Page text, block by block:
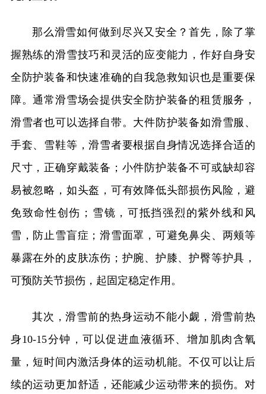
那么滑雪如何做到尽兴又安全？首先，除了掌
握熟练的滑雪技巧和灵活的应变能力，作好自身安
全防护装备和快速准确的自我急救知识也是重要保
障。通常滑雪场会提供安全防护装备的租赁服务，
滑雪者也可以选择自带。大件防护装备如滑雪服、
手套、雪鞋等，滑雪者要根据自身情况选择合适的
尺寸，正确穿戴装备；小件防护装备不可或缺却容
易被忽略，如头盔，可有效降低头部损伤风险，避
免致命性创伤；雪镜，可抵挡强烈的紫外线和风
雪，防止雪盲症；滑雪面罩，可避免鼻尖、两颊等
暴露在外的皮肤冻伤；护腕、护膝、护臀等护具，
可预防关节损伤，起固定稳定作用。
其次，滑雪前的热身运动不能小觑，滑雪前热
身10-15分钟，可以促进血液循环、增加肌肉含氧
量，短时间内激活身体的运动机能。不仅可以让后
续的运动更加舒适，还能减少运动带来的损伤。对